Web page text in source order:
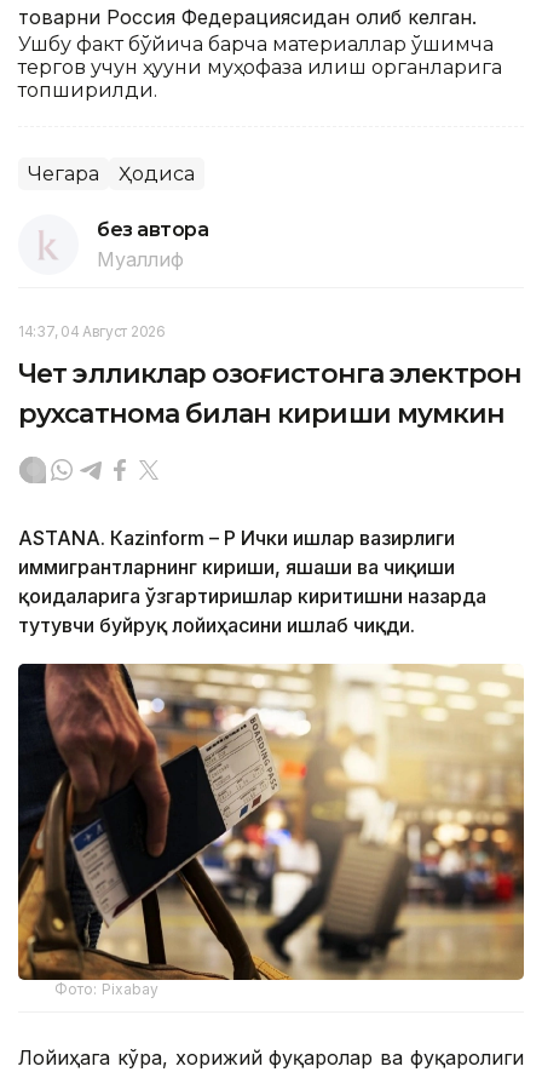
товарни Россия Федерациясидан олиб келган.
Ушбу факт бўйича барча материаллар қўшимча
тергов учун ҳуқуқни муҳофаза қилиш органларига
топширилди.
Чегара Ҳодиса
без автора
Муаллиф
14:37, 04 Август 2026
Чет элликлар Қозоғистонга электрон
рухсатнома билан кириши мумкин
ASTANА. Кazinform – ҚР Ички ишлар вазирлиги
иммигрантларнинг кириши, яшаши ва чиқиши
қоидаларига ўзгартиришлар киритишни назарда
тутувчи буйруқ лойиҳасини ишлаб чиқди.
Фото: Pixabay
Лойиҳага кўра, хорижий фуқаролар ва фуқаролиги